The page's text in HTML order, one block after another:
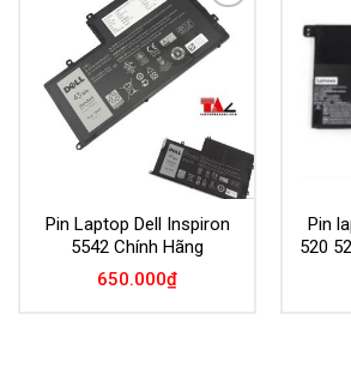
Add to
Wishlist
Pin Laptop Dell Inspiron
5542 Chính Hãng
650.000₫
Pin
520